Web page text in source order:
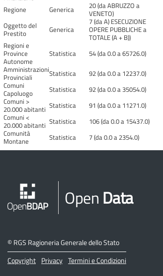
Regione
Generica
20 (da ABRUZZO a
VENETO)
Oggetto del
Prestito
Generica
7 (da A) ESECUZIONE
OPERE PUBBLICHE a
TOTALE (A + B))
Regioni e
Province
Autonome
Statistica 54 (da 0.0 a 65726.0)
Amministrazioni
Provinciali
Statistica 92 (da 0.0 a 12237.0)
Comuni
Capoluogo
Statistica 92 (da 0.0 a 35054.0)
Comuni >
20.000 abitanti Statistica 91 (da 0.0 a 11271.0)
Comuni <
20.000 abitanti Statistica 106 (da 0.0 a 15437.0)
Comunità
Montane
Statistica 7 (da 0.0 a 2354.0)
Open Data
©RGS Ragioneria Generale dello Stato
Copyright Privacy Termini e Condizioni